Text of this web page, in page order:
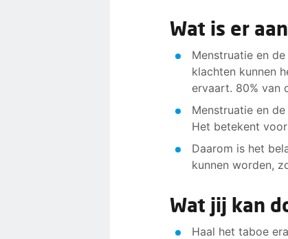
Wat is er
Menstruatie en
klachten kunnen
ervaart. 80% van
Menstruatie en
Het betekent
Daarom is het
kunnen worden,
Wat jij kan
Haal het taboe